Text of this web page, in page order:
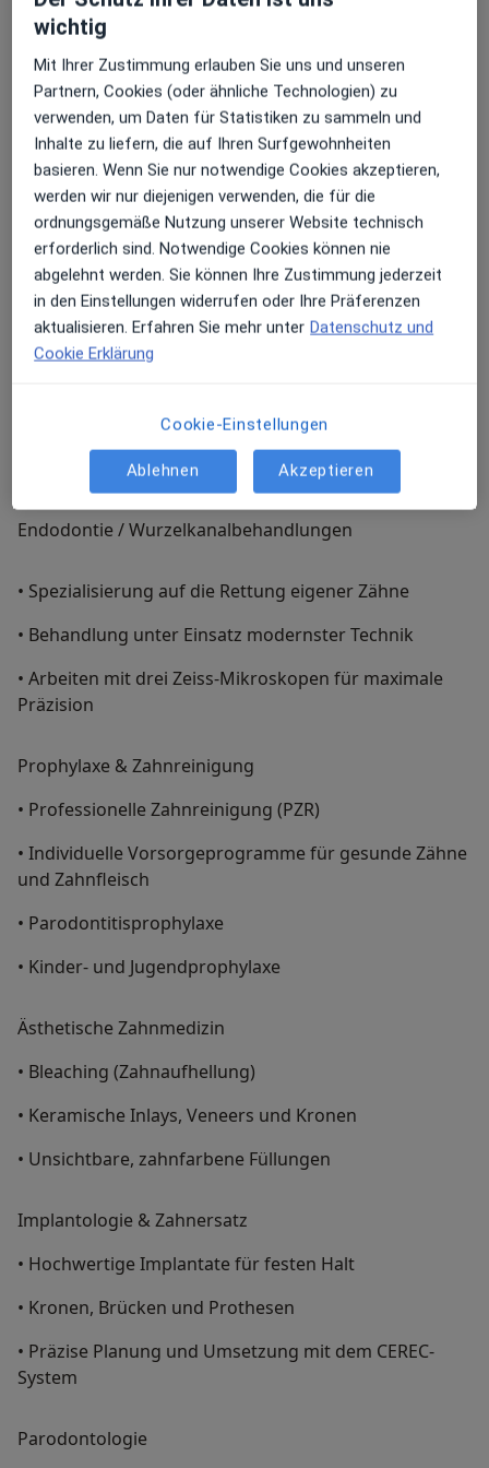
Röntgengerät (Digitale Volumentomographie) ein.
Dieses ermöglicht uns nicht nur präzise
Übersichtsaufnahmen, sondern auch hochauflösende
Schichtaufnahmen in 3D. Damit lassen sich
Behandlungen
in der Implantologie und Endodontie noch genauer
planen.
dafür, dass Sie sich bei uns jederzeit gut
aufgehoben fühlen – ob Groß oder Klein.
Besuchen Sie uns in unseren hellen, klimatisierten
Praxisräumen im Herzen von Bad Dürkheim.
Kostenfreie Parkplätze finden Sie direkt am
Wurstmarktgelände.
Wir freuen uns darauf, Sie persönlich kennenzulernen.
Vereinbaren Sie einfach einen Termin
telefonisch unter 06322 98 11 77 oder nutzen Sie
unseren Online-Terminkalender auf unserer
Unsere Leistungen
Endodontie / Wurzelkanalbehandlungen
• Spezialisierung auf die Rettung eigener Zähne
• Behandlung unter Einsatz modernster Technik
• Arbeiten mit drei Zeiss-Mikroskopen für maximale
Präzision
Prophylaxe & Zahnreinigung
• Professionelle Zahnreinigung (PZR)
• Individuelle Vorsorgeprogramme für gesunde Zähne
und Zahnfleisch
• Parodontitisprophylaxe
• Kinder- und Jugendprophylaxe
Ästhetische Zahnmedizin
• Bleaching (Zahnaufhellung)
• Keramische Inlays, Veneers und Kronen
• Unsichtbare, zahnfarbene Füllungen
Implantologie & Zahnersatz
• Hochwertige Implantate für festen Halt
• Kronen, Brücken und Prothesen
• Präzise Planung und Umsetzung mit dem CEREC-
System
Parodontologie
wichtig
Mit Ihrer Zustimmung erlauben Sie uns und unseren
Partnern, Cookies (oder ähnliche Technologien) zu
verwenden, um Daten für Statistiken zu sammeln und
Inhalte zu liefern, die auf Ihren Surfgewohnheiten
basieren. Wenn Sie nur notwendige Cookies akzeptieren,
werden wir nur diejenigen verwenden, die für die
ordnungsgemäße Nutzung unserer Website technisch
erforderlich sind. Notwendige Cookies können nie
abgelehnt werden. Sie können Ihre Zustimmung jederzeit
in den Einstellungen widerrufen oder Ihre Präferenzen
aktualisieren. Erfahren Sie mehr unter Datenschutz und
Cookie Erklärung
Cookie-Einstellungen
Ablehnen Akzeptieren